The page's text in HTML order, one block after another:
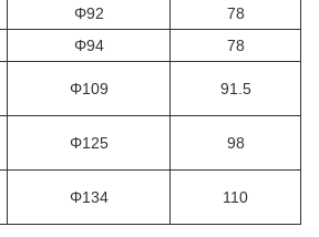
Φ92
78
Φ94
78
Φ109 91.5
Φ125 98
Φ134 110